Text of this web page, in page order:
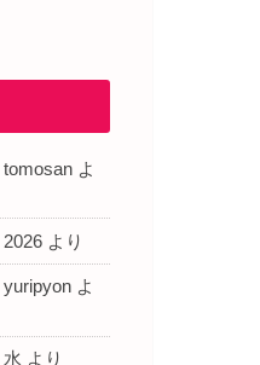
tomosan よ
2026 より
yuripyon よ
水 より